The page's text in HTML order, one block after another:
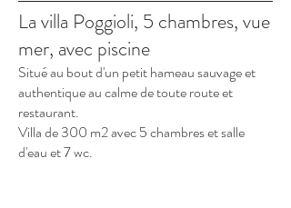
La villa Poggioli, 5 chambres, vue
mer, avec piscine
Situé au bout d'un petit hameau sauvage et
authentique au calme de toute route et
restaurant.
Villa de 300 m2 avec 5 chambres et salle
d'eau et 7 wc.